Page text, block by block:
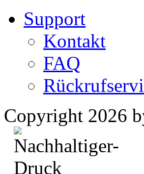
Support
Kontakt
FAQ
Copyright 2026